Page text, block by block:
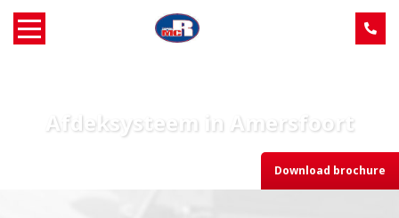
Over MCR
Afdeksysteem in Amersfoort
Download brochure